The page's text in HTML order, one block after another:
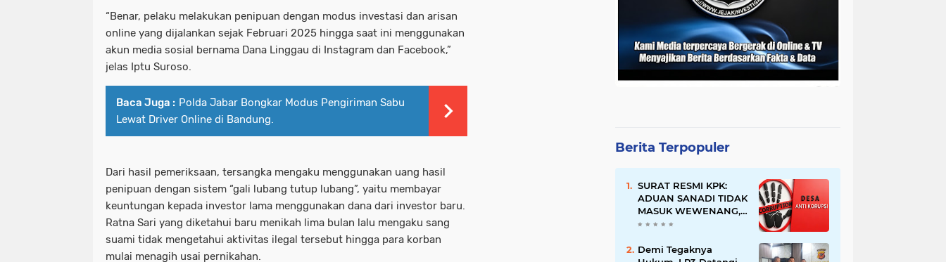
“Benar, pelaku melakukan penipuan dengan modus investasi dan arisan
online yang dijalankan sejak Februari 2025 hingga saat ini menggunakan
akun media sosial bernama Dana Linggau di Instagram dan Facebook,”
jelas Iptu Suroso.
Baca Juga : Polda Jabar Bongkar Modus Pengiriman Sabu
Lewat Driver Online di Bandung.
Dari hasil pemeriksaan, tersangka mengaku menggunakan uang hasil
penipuan dengan sistem “gali lubang tutup lubang”, yaitu membayar
keuntungan kepada investor lama menggunakan dana dari investor baru.
Ratna Sari yang diketahui baru menikah lima bulan lalu mengaku sang
suami tidak mengetahui aktivitas ilegal tersebut hingga para korban
mulai menagih usai pernikahan.
Berita Terpopuler
SURAT RESMI KPK:
ADUAN SANADI TIDAK
MASUK WEWENANG,
DESA BABAKAN
DESA ANTI KORUPSI
Demi Tegaknya